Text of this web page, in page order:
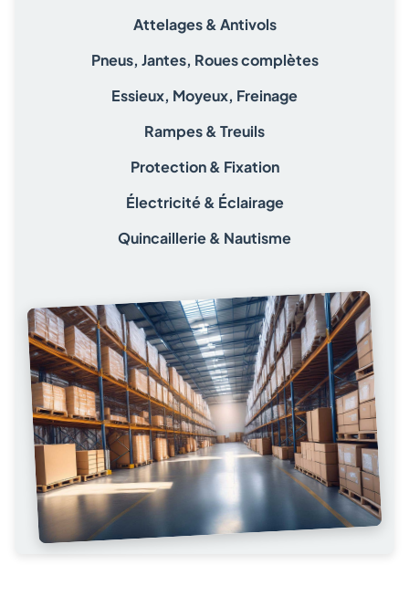
Attelages & Antivols
Pneus, Jantes, Roues complètes
Essieux, Moyeux, Freinage
Rampes & Treuils
Protection & Fixation
Électricité & Éclairage
Quincaillerie & Nautisme